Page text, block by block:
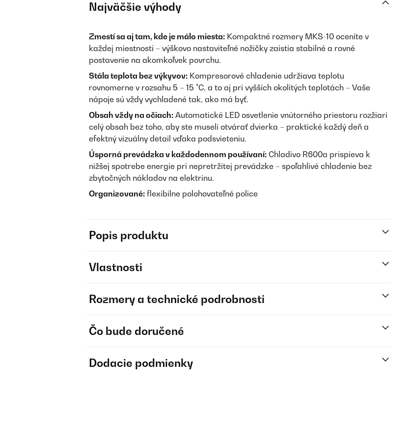
Najväčšie výhody
Zmestí sa aj tam, kde je málo miesta: Kompaktné rozmery MKS-10 oceníte v
každej miestnosti – výškovo nastaviteľné nožičky zaistia stabilné a rovné
postavenie na akomkoľvek povrchu.
Stála teplota bez výkyvov: Kompresorové chladenie udržiava teplotu
rovnomerne v rozsahu 5 – 15 °C, a to aj pri vyšších okolitých teplotách – Vaše
nápoje sú vždy vychladené tak, ako má byť.
Obsah vždy na očiach: Automatické LED osvetlenie vnútorného priestoru rozžiari
celý obsah bez toho, aby ste museli otvárať dvierka – praktické každý deň a
efektný vizuálny detail vďaka podsvieteniu.
Úsporná prevádzka v každodennom používaní: Chladivo R600a prispieva k
nižšej spotrebe energie pri nepretržitej prevádzke – spoľahlivé chladenie bez
zbytočných nákladov na elektrinu.
Organizované: flexibilne polohovateľné police
Popis produktu
Vlastnosti
Rozmery a technické podrobnosti
Čo bude doručené
Dodacie podmienky